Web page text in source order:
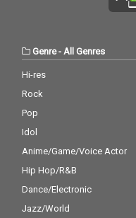
Genre- All Genres
Hi-res
Rock
Pop
Idol
Anime/Game/Voice Actor
Hip Hop/R&B
Dance/Electronic
Jazz/World